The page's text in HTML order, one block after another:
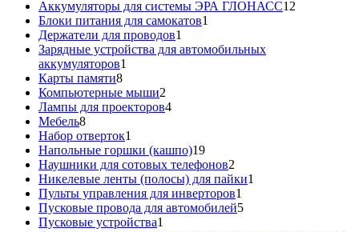
товар
Аккумуляторы для системы ЭРА ГЛОНАСС12
Блоки питания для самокатов1
Держатели для проводов1
товар
Зарядные устройства для автомобильных
аккумуляторов1
Карты памяти88
товаров
Компьютерные мыши2
товара
Лампы для проекторов44
Мебель88
товаров
Набор отверток1
товар
Напольные горшки (кашпо)1919
товаров
Наушники для сотовых телефонов2
товара
Никелевые ленты (полосы) для пайки1
Пульты управления для инверторов1
товар
Пусковые провода для автомобилей55
Пусковые устройства1